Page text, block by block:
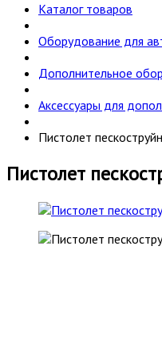
Каталог товаров
Оборудование для
Дополнительное
Аксессуары для
Пистолет
Пистолет